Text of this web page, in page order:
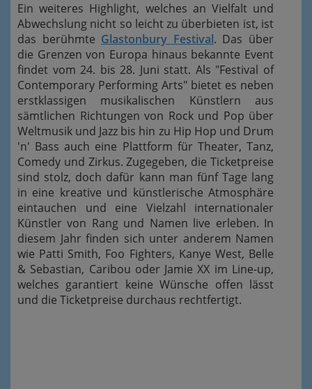
Ein weiteres Highlight, welches an Vielfalt und
Abwechslung nicht so leicht zu überbieten ist, ist
das berühmte Glastonbury Festival. Das über
die Grenzen von Europa hinaus bekannte Event
findet vom 24. bis 28. Juni statt. Als "Festival of
Contemporary Performing Arts" bietet es neben
erstklassigen musikalischen Künstlern aus
sämtlichen Richtungen von Rock und Pop über
Weltmusik und Jazz bis hin zu Hip Hop und Drum
'n' Bass auch eine Plattform für Theater, Tanz,
Comedy und Zirkus. Zugegeben, die Ticketpreise
sind stolz, doch dafür kann man fünf Tage lang
in eine kreative und künstlerische Atmosphäre
eintauchen und eine Vielzahl internationaler
Künstler von Rang und Namen live erleben. In
diesem Jahr finden sich unter anderem Namen
wie Patti Smith, Foo Fighters, Kanye West, Belle
& Sebastian, Caribou oder Jamie XX im Line-up,
welches garantiert keine Wünsche offen lässt
und die Ticketpreise durchaus rechtfertigt.